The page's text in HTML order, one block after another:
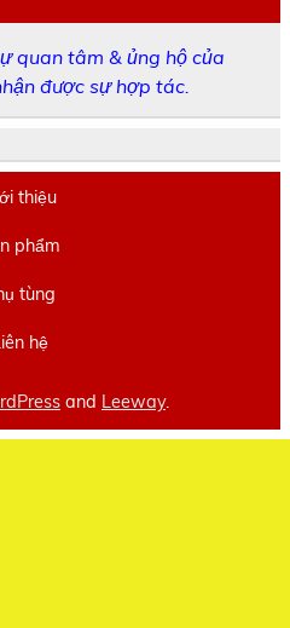
quan tâm & ủng hộ của
được sự hợp tác.
thiệu
phẩm
tùng
hệ
and Leeway.